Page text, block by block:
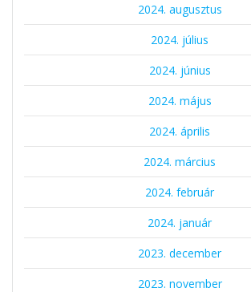
2024. augusztus
2024. július
2024. június
2024. május
2024. április
2024. március
2024. február
2024. január
2023. december
2023. november